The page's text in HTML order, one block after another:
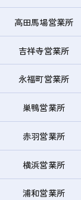
高田馬場営業所
吉祥寺営業所
永福町営業所
巣鴨営業所
赤羽営業所
横浜営業所
浦和営業所